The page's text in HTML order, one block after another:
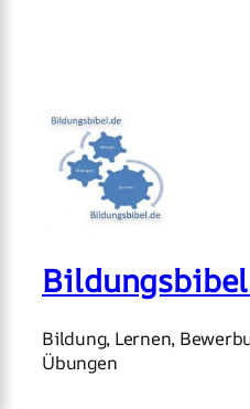
Bildung, Lernen,
Übungen